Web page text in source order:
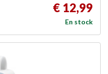
€ 12,99
En stock